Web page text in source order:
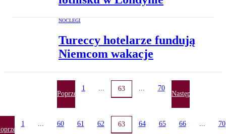
NOCLEGI
Tureccy hotelarze fundują
Niemcom wakacje
Poprzednia
1 63 70
Następna
1 60 61 62 63 64 65 66 70